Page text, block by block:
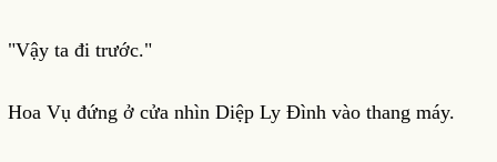
"Vậy ta đi trước."
Hoa Vụ đứng ở cửa nhìn Diệp Ly Đình vào thang máy.